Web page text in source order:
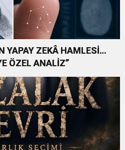
YAPAY ZEKÂ HAMLESİ…
ÖZEL ANALİZ”